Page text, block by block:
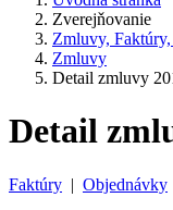
Zverejňovanie
Zmluvy,
Zmluvy
Detail zmluvy
Detail
Faktúry | Objednávky